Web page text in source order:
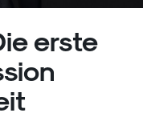
erste